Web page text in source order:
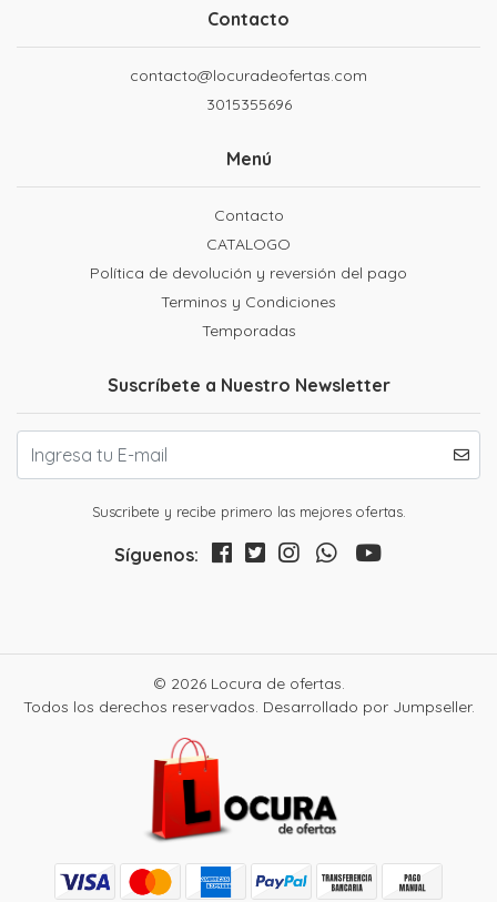
Contacto
contacto@locuradeofertas.com
3015355696
Menú
Contacto
CATALOGO
Política de devolución y reversión del pago
Terminos y Condiciones
Temporadas
Suscríbete a Nuestro Newsletter
Suscribete y recibe primero las mejores ofertas.
Síguenos:
© 2026 Locura de ofertas.
Todos los derechos reservados. Desarrollado por Jumpseller.